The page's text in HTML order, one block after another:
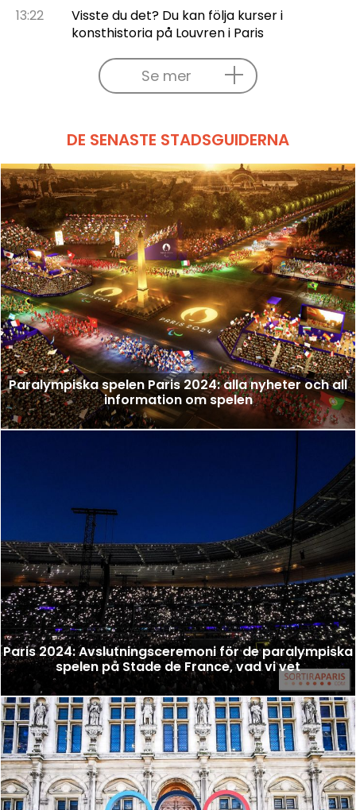
13:22
Visste du det? Du kan följa kurser i
konsthistoria på Louvren i Paris
Se mer
DE SENASTE STADSGUIDERNA
Paralympiska spelen Paris 2024: alla nyheter och all
information om spelen
Paris 2024: Avslutningsceremoni för de paralympiska
spelen på Stade de France, vad vi vet